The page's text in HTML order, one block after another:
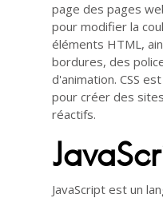
page des pages
pour modifier la
éléments HTML,
bordures, des
d'animation. CSS
pour créer des
réactifs.
JavaScript est un